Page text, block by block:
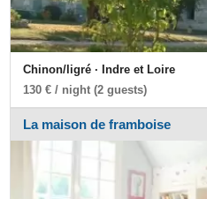
Chinon/ligré · Indre et Loire
130 € / night (2 guests)
La maison de framboise